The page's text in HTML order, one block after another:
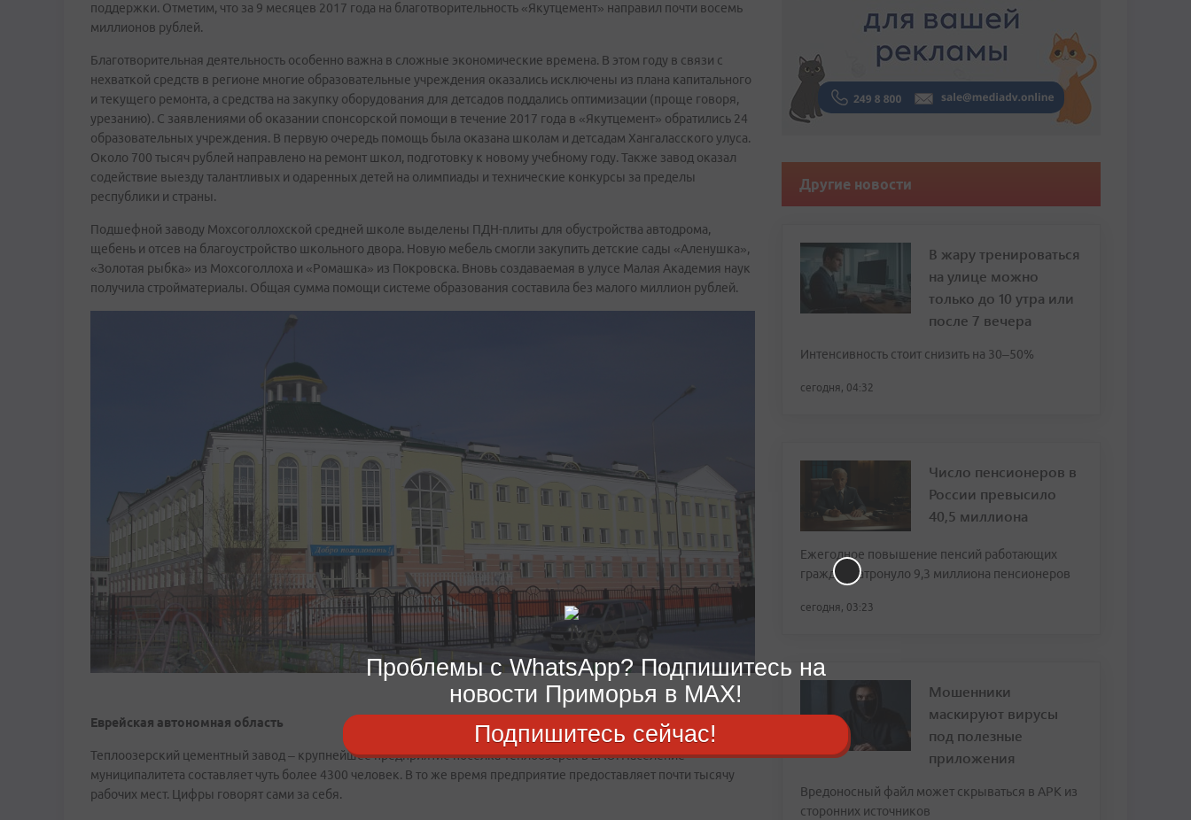
поддержки. Отметим, что за 9 месяцев 2017 года на благотворительность «Якутцемент» направил почти восемь
миллионов рублей.
Благотворительная деятельность особенно важна в сложные экономические времена. В этом году в связи с
нехваткой средств в регионе многие образовательные учреждения оказались исключены из плана капитального
и текущего ремонта, а средства на закупку оборудования для детсадов поддались оптимизации (проще говоря,
урезанию). С заявлениями об оказании спонсорской помощи в течение 2017 года в «Якутцемент» обратились 24
образовательных учреждения. В первую очередь помощь была оказана школам и детсадам Хангаласского улуса.
Около 700 тысяч рублей направлено на ремонт школ, подготовку к новому учебному году. Также завод оказал
содействие выезду талантливых и одаренных детей на олимпиады и технические конкурсы за пределы
республики и страны.
Подшефной заводу Мохсоголлохской средней школе выделены ПДН-плиты для обустройства автодрома,
щебень и отсев на благоустройство школьного двора. Новую мебель смогли закупить детские сады «Аленушка»,
«Золотая рыбка» из Мохсоголлоха и «Ромашка» из Покровска. Вновь создаваемая в улусе Малая Академия наук
получила стройматериалы. Общая сумма помощи системе образования составила без малого миллион рублей.
Еврейская автономная область
Теплоозерский цементный завод – крупнейшее предприятие поселка Теплоозерск в ЕАО. Население
муниципалитета составляет чуть более 4300 человек. В то же время предприятие предоставляет почти тысячу
рабочих мест. Цифры говорят сами за себя.
Другие новости
В жару тренироваться
на улице можно
только до 10 утра или
после 7 вечера
Интенсивность стоит снизить на 30–50%
сегодня, 04:32
Число пенсионеров в
России превысило
40,5 миллиона
Ежегодное повышение пенсий работающих
граждан затронуло 9,3 миллиона пенсионеров
сегодня, 03:23
Мошенники
маскируют вирусы
под полезные
приложения
Вредоносный файл может скрываться в APK из
сторонних источников
Проблемы с WhatsApp? Подпишитесь на
новости Приморья в MAX!
Подпишитесь сейчас!